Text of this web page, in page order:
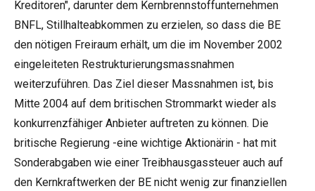
Kreditoren", darunter dem Kernbrennstoffunternehmen
BNFL, Stillhalteabkommen zu erzielen, so dass die BE
den nötigen Freiraum erhält, um die im November 2002
eingeleiteten Restrukturierungsmassnahmen
weiterzuführen. Das Ziel dieser Massnahmen ist, bis
Mitte 2004 auf dem britischen Strommarkt wieder als
konkurrenzfähiger Anbieter auftreten zu können. Die
britische Regierung -eine wichtige Aktionärin - hat mit
Sonderabgaben wie einer Treibhausgassteuer auch auf
den Kernkraftwerken der BE nicht wenig zur finanziellen